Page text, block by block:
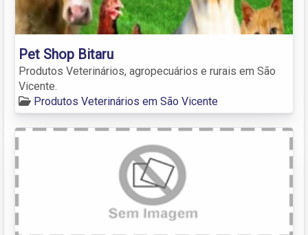
Pet Shop Bitaru
Produtos Veterinários, agropecuários e rurais em São
Vicente.
Produtos Veterinários em São Vicente